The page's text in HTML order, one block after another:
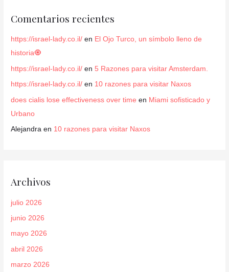
Comentarios recientes
https://israel-lady.co.il/ en El Ojo Turco, un símbolo lleno de
historia🧿
https://israel-lady.co.il/ en 5 Razones para visitar Amsterdam.
https://israel-lady.co.il/ en 10 razones para visitar Naxos
does cialis lose effectiveness over time en Miami sofisticado y
Urbano
Alejandra en 10 razones para visitar Naxos
Archivos
julio 2026
junio 2026
mayo 2026
abril 2026
marzo 2026